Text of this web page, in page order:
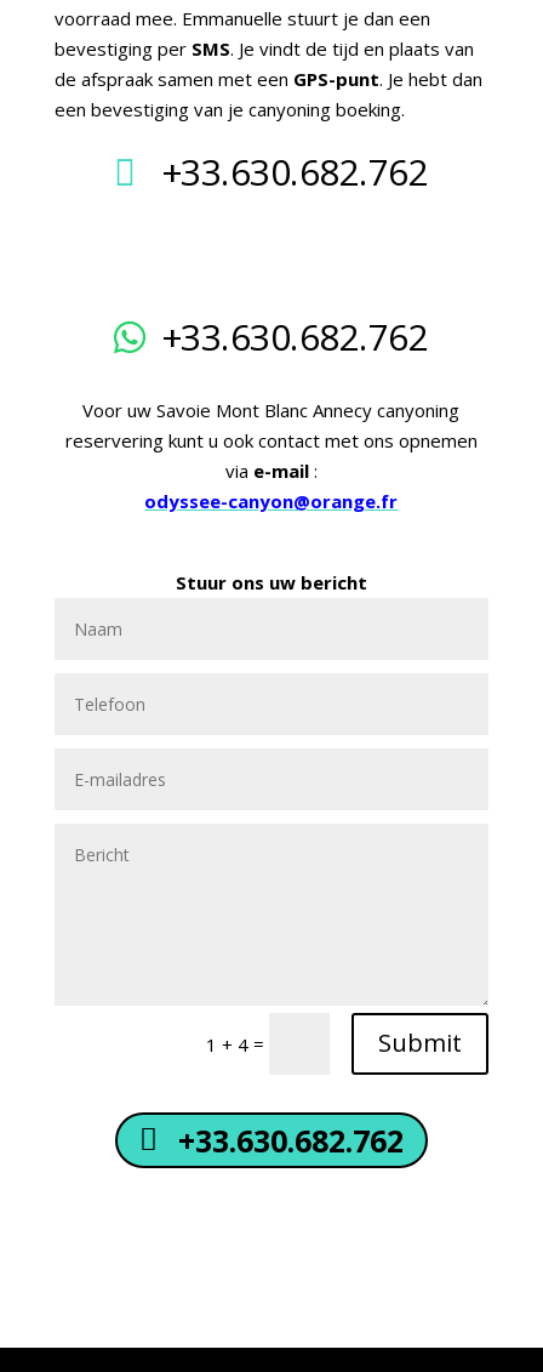
voorraad mee. Emmanuelle stuurt je dan een
bevestiging per SMS. Je vindt de tijd en plaats van
de afspraak samen met een GPS-punt. Je hebt dan
een bevestiging van je canyoning boeking.
+33.630.682.762
+33.630.682.762
Voor uw Savoie Mont Blanc Annecy canyoning
reservering kunt u ook contact met ons opnemen
via e-mail:
odyssee-canyon@orange.fr
Stuur ons uw bericht
1 + 4 = Submit
+33.630.682.762